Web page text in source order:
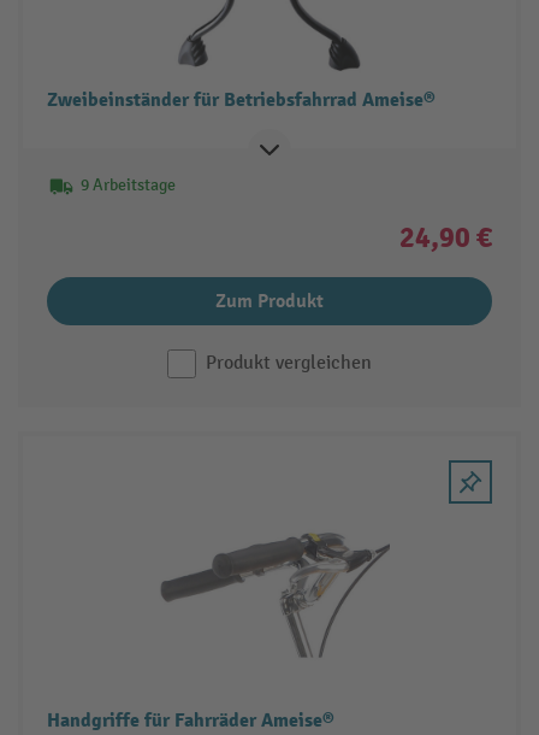
Zweibeinständer für Betriebsfahrrad Ameise®
9 Arbeitstage
24,90 €
Zum Produkt
Produkt vergleichen
Handgriffe für Fahrräder Ameise®